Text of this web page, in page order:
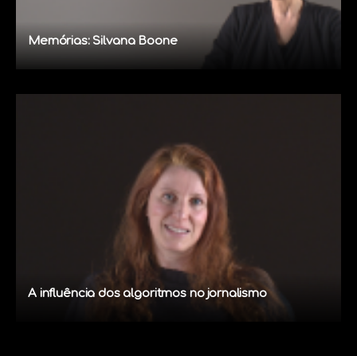
Memórias: Silvana Boone
A influência dos algoritmos no jornalismo